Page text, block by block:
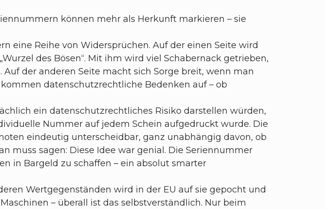
können mehr als Herkunft markieren – sie
eine Reihe von Widersprüchen. Auf der einen Seite wird
des Bösen“. Mit ihm wird viel Schabernack getrieben,
der anderen Seite macht sich Sorge breit, wenn man
datenschutzrechtliche Bedenken auf – ob
ein datenschutzrechtliches Risiko darstellen würden,
Nummer auf jedem Schein aufgedruckt wurde. Die
eindeutig unterscheidbar, ganz unabhängig davon, ob
muss sagen: Diese Idee war genial. Die Seriennummer
in Bargeld zu schaffen – ein absolut smarter
Wertgegenständen wird in der EU auf sie gepocht und
– überall ist das selbstverständlich. Nur beim